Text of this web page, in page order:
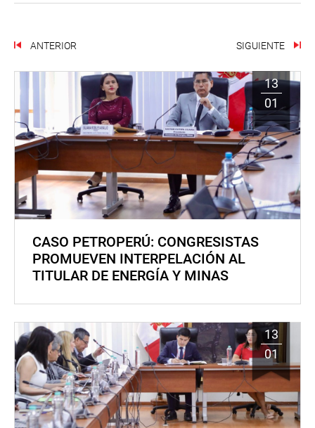
ANTERIOR SIGUIENTE
13
01
CASO PETROPERÚ: CONGRESISTAS
PROMUEVEN INTERPELACIÓN AL
TITULAR DE ENERGÍA Y MINAS
13
01